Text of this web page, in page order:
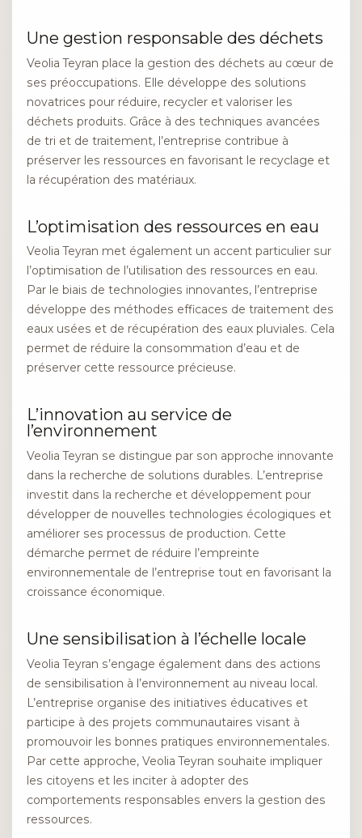
Une gestion responsable des déchets
Veolia Teyran place la gestion des déchets au cœur de
ses préoccupations. Elle développe des solutions
novatrices pour réduire, recycler et valoriser les
déchets produits. Grâce à des techniques avancées
de tri et de traitement, l’entreprise contribue à
préserver les ressources en favorisant le recyclage et
la récupération des matériaux.
L’optimisation des ressources en eau
Veolia Teyran met également un accent particulier sur
l’optimisation de l’utilisation des ressources en eau.
Par le biais de technologies innovantes, l’entreprise
développe des méthodes efficaces de traitement des
eaux usées et de récupération des eaux pluviales. Cela
permet de réduire la consommation d’eau et de
préserver cette ressource précieuse.
L’innovation au service de
l’environnement
Veolia Teyran se distingue par son approche innovante
dans la recherche de solutions durables. L’entreprise
investit dans la recherche et développement pour
développer de nouvelles technologies écologiques et
améliorer ses processus de production. Cette
démarche permet de réduire l’empreinte
environnementale de l’entreprise tout en favorisant la
croissance économique.
Une sensibilisation à l’échelle locale
Veolia Teyran s’engage également dans des actions
de sensibilisation à l’environnement au niveau local.
L’entreprise organise des initiatives éducatives et
participe à des projets communautaires visant à
promouvoir les bonnes pratiques environnementales.
Par cette approche, Veolia Teyran souhaite impliquer
les citoyens et les inciter à adopter des
comportements responsables envers la gestion des
ressources.